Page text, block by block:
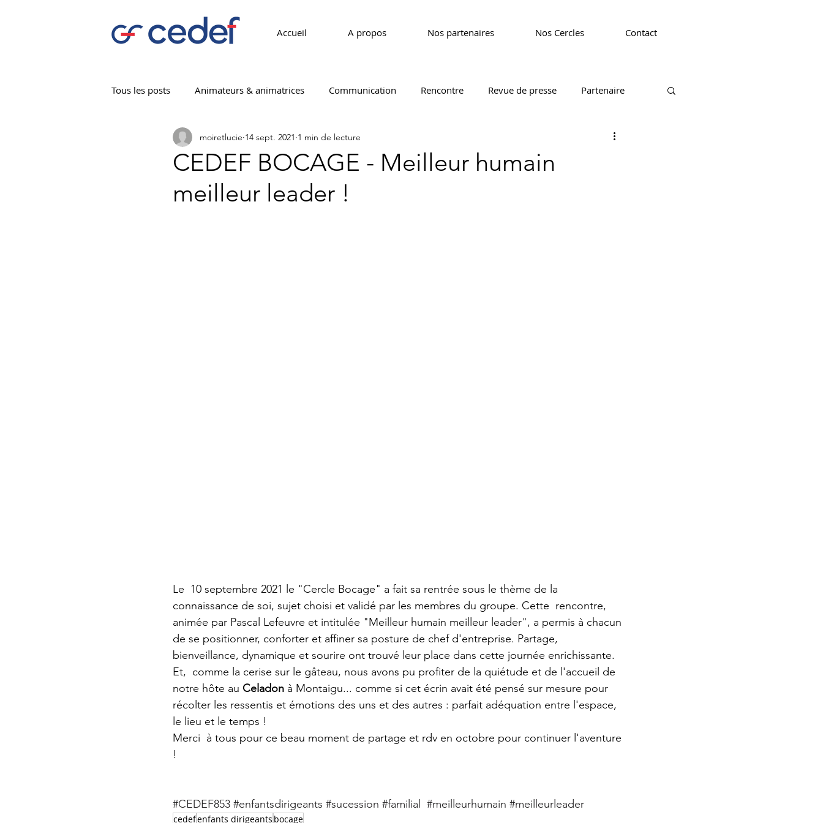
Accueil A propos Nos partenaires Nos Cercles Contact
Tous les posts Animateurs & animatrices Communication Rencontre Revue de presse Partenaire
CEDEF Bocage CEDEF 01 CEDEF 17 CEDEF 29 CEDEF 49
CEDEF 53 CEDEF 63 CEDEF 69 CEDEF 72
CEDEF BOCAGE - Meilleur humain
meilleur leader !
moiretlucie 14 sept. 2021 1 min de lecture
Le  10 septembre 2021 le "Cercle Bocage" a fait sa rentrée sous le thème de la
connaissance de soi, sujet choisi et validé par les membres du groupe. Cette  rencontre,
animée par Pascal Lefeuvre et intitulée "Meilleur humain meilleur leader", a permis à chacun
de se positionner, conforter et affiner sa posture de chef d'entreprise. Partage,
bienveillance, dynamique et sourire ont trouvé leur place dans cette journée enrichissante.
Et,  comme la cerise sur le gâteau, nous avons pu profiter de la quiétude et de l'accueil de
notre hôte au Celadon à Montaigu... comme si cet écrin avait été pensé sur mesure pour
récolter les ressentis et émotions des uns et des autres : parfait adéquation entre l'espace,
le lieu et le temps !
Merci  à tous pour ce beau moment de partage et rdv en octobre pour continuer l'aventure
!
#CEDEF853 #enfantsdirigeants #sucession #familial #meilleurhumain #meilleurleader
cedefenfants dirigeants bocage